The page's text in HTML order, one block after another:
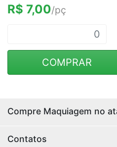
R$ 7,00/pç
COMPRAR
Compre Maquiagem no
com os melhores preços.
Contatos